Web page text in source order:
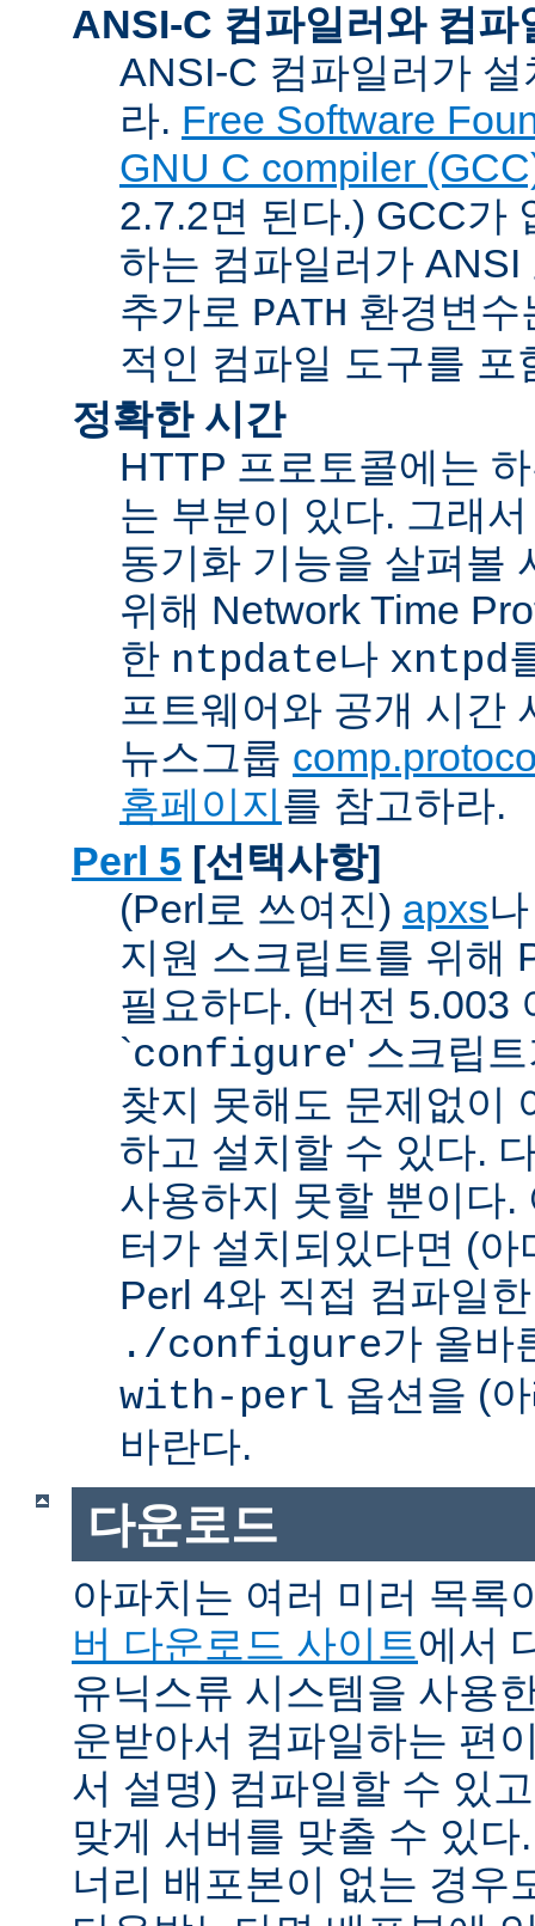
ANSI-C 컴파일러와 컴파
ANSI-C 컴파일러가
라. Free Software
GNU C compiler
2.7.2면 된다.) GCC가
하는 컴파일러가
추가로 PATH 환경변
적인 컴파일 도구를 포
정확한 시간
HTTP 프로토콜에는
는 부분이 있다. 그래
동기화 기능을 살펴볼
위해 Network Time
한 ntpdate나 xntpd
프트웨어와 공개 시간
뉴스그룹
홈페이지를 참고하라.
Perl 5 [선택사항]
(Perl로 쓰여진) apxs
지원 스크립트를 위해
필요하다. (버전 5.003
`configure' 스크립
찾지 못해도 문제없이
하고 설치할 수 있다.
사용하지 못할 뿐이다.
터가 설치되있다면 (
Perl 4와 직접 컴파일
./configure가 올바
with-perl 옵션을 (
바란다.
다운로드
아파치는 여러 미러 목록
버 다운로드 사이트에서
유닉스류 시스템을 사용
운받아서 컴파일하는 편
서 설명) 컴파일할 수 있
맞게 서버를 맞출 수 있
너리 배포본이 없는 경우